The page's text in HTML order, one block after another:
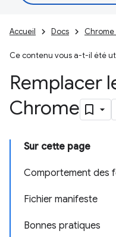
Accueil Docs Chrome
Ce contenu vous a-t-il été
Remplacer
Chrome
Sur cette page
Comportement des
Fichier manifeste
Bonnes pratiques